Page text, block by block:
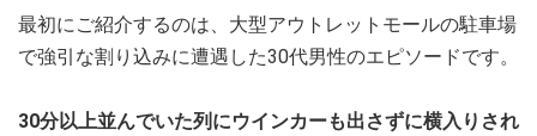
最初にご紹介するのは、大型アウトレットモールの駐車場
で強引な割り込みに遭遇した30代男性のエピソードです。
30分以上並んでいた列にウインカーも出さずに横入りされ